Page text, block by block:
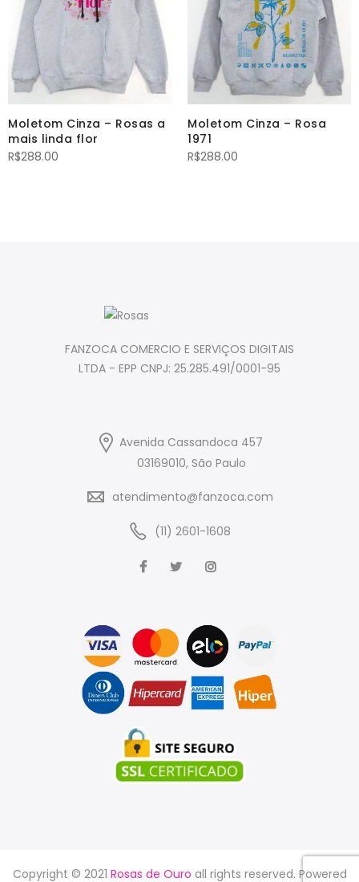
Moletom Cinza – Rosas a
mais linda flor
R$288.00
Moletom Cinza – Rosa
1971
R$288.00
FANZOCA COMERCIO E SERVIÇOS DIGITAIS
LTDA - EPP CNPJ: 25.285.491/0001-95
Avenida Cassandoca 457
03169010, São Paulo
atendimento@fanzoca.com
(11) 2601-1608
Copyright © 2021 Rosas de Ouro all rights reserved. Powered